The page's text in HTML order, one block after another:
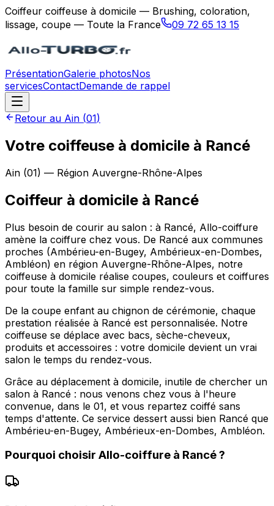
Coiffeur coiffeuse à domicile — Brushing, coloration,
lissage, coupe — Toute la France
09 72 65 13 15
PrésentationGalerie photosNos
servicesContactDemande de rappel
Retour au Ain (01)
Votre coiffeuse à domicile à Rancé
Ain (01) — Région Auvergne-Rhône-Alpes
Coiffeur à domicile à Rancé
Plus besoin de courir au salon : à Rancé, Allo-coiffure
amène la coiffure chez vous. De Rancé aux communes
proches (Ambérieu-en-Bugey, Ambérieux-en-Dombes,
Ambléon) en région Auvergne-Rhône-Alpes, notre
coiffeuse à domicile réalise coupes, couleurs et coiffures
pour toute la famille sur simple rendez-vous.
De la coupe enfant au chignon de cérémonie, chaque
prestation réalisée à Rancé est personnalisée. Notre
coiffeuse se déplace avec bacs, sèche-cheveux,
produits et accessoires : votre domicile devient un vrai
salon le temps du rendez-vous.
Grâce au déplacement à domicile, inutile de chercher un
salon à Rancé : nous venons chez vous à l'heure
convenue, dans le 01, et vous repartez coiffé sans
temps d'attente. Ce service dessert aussi bien Rancé que
Ambérieu-en-Bugey, Ambérieux-en-Dombes, Ambléon.
Pourquoi choisir Allo-coiffure à Rancé?